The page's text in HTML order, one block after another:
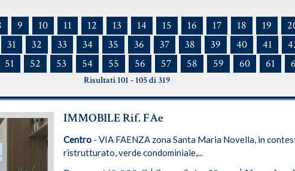
9 10 11 12 13 14 15 16 17 18 19
31 32 33 34 35 36 37 38 39 40 41
51 52 53 54 55 56 57 58 59 60 61
Risultati 101 - 105 di 319
IMMOBILE Rif. FAe
Centro - VIA FAENZA zona Santa Maria Novella, in
ristrutturato, verde condominiale,...